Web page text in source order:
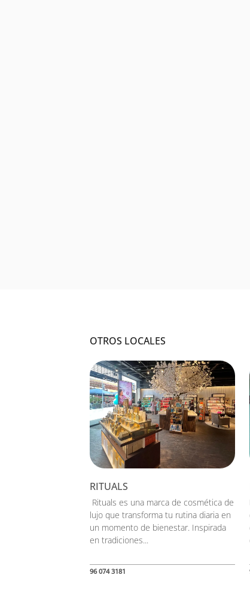
OTROS LOCALES
RITUALS
Rituals es una marca de cosmética de
lujo que transforma tu rutina diaria en
un momento de bienestar. Inspirada
en tradiciones...
96 074 3181